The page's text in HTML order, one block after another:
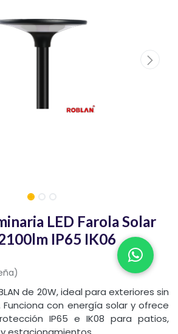
LED Farola Solar
IP65 IK06
de 20W, ideal para exteriores sin
con energía solar y ofrece
IP65 e IK08 para patios,